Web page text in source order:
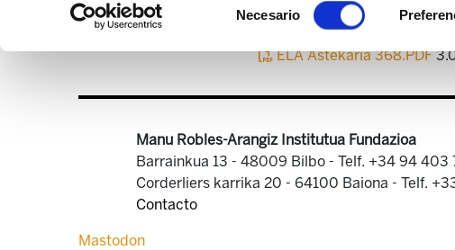
Necesario
ELA Astekaria 368.PDF
Manu Robles-Arangiz Institutua Fundazioa
Barrainkua 13 - 48009 Bilbo - Telf. +34 94 403
Corderliers karrika 20 - 64100 Baiona - Telf.
Contacto
Mastodon